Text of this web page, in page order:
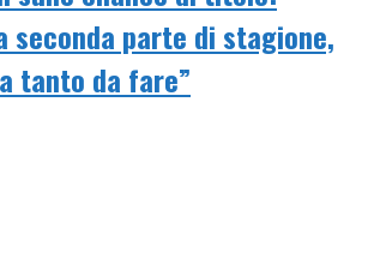
seconda parte di stagione,
tanto da fare”